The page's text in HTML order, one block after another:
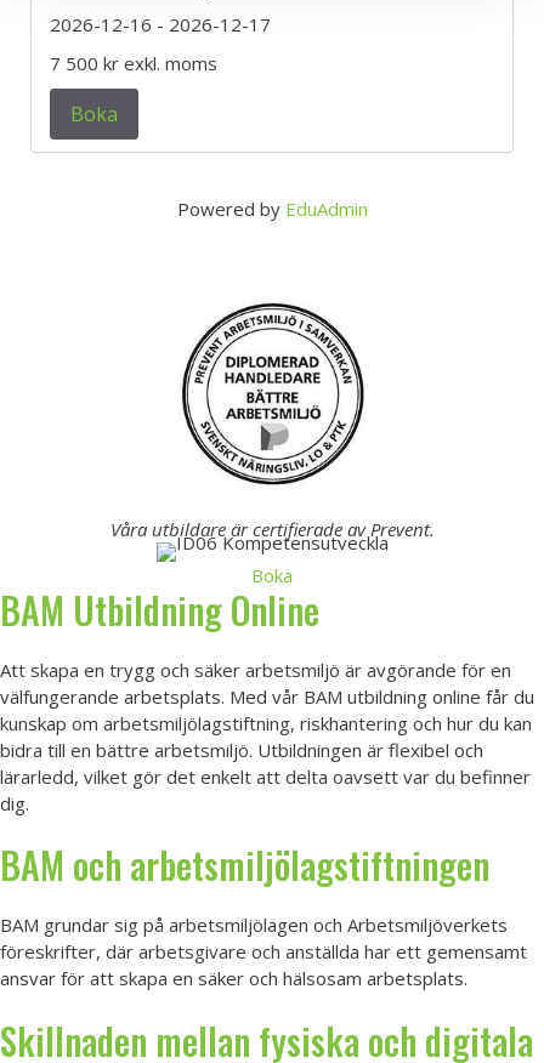
2026-12-16 - 2026-12-17
7 500 kr exkl. moms
Boka
Powered by EduAdmin
Våra utbildare är certifierade av Prevent.
Boka
BAM Utbildning Online
Att skapa en trygg och säker arbetsmiljö är avgörande för en
välfungerande arbetsplats. Med vår BAM utbildning online får du
kunskap om arbetsmiljölagstiftning, riskhantering och hur du kan
bidra till en bättre arbetsmiljö. Utbildningen är flexibel och
lärarledd, vilket gör det enkelt att delta oavsett var du befinner
dig.
BAM och arbetsmiljölagstiftningen
BAM grundar sig på arbetsmiljölagen och Arbetsmiljöverkets
föreskrifter, där arbetsgivare och anställda har ett gemensamt
ansvar för att skapa en säker och hälsosam arbetsplats.
Skillnaden mellan fysiska och digitala